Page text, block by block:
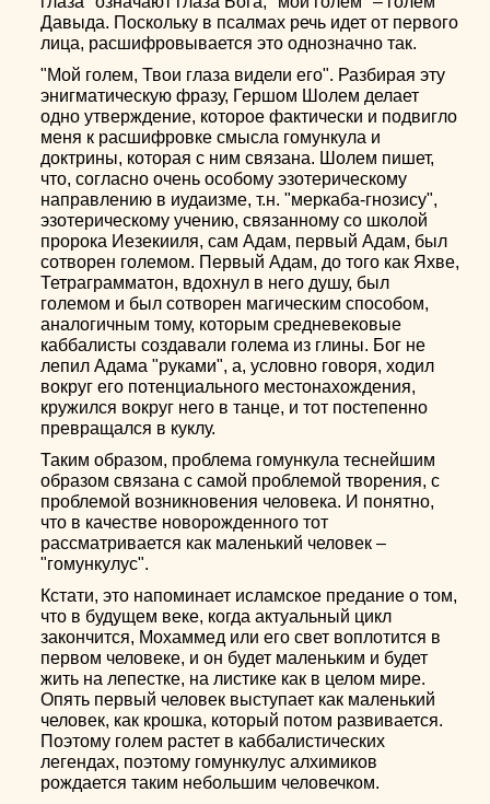
Давыда. Поскольку в псалмах речь идет от первого
лица, расшифровывается это однозначно так.
"Мой голем, Твои глаза видели его". Разбирая эту
энигматическую фразу, Гершом Шолем делает
одно утверждение, которое фактически и подвигло
меня к расшифровке смысла гомункула и
доктрины, которая с ним связана. Шолем пишет,
что, согласно очень особому эзотерическому
направлению в иудаизме, т.н. "меркаба-гнозису",
эзотерическому учению, связанному со школой
пророка Иезекииля, сам Адам, первый Адам, был
сотворен големом. Первый Адам, до того как Яхве,
Тетраграмматон, вдохнул в него душу, был
големом и был сотворен магическим способом,
аналогичным тому, которым средневековые
каббалисты создавали голема из глины. Бог не
лепил Адама "руками", а, условно говоря, ходил
вокруг его потенциального местонахождения,
кружился вокруг него в танце, и тот постепенно
превращался в куклу.
Таким образом, проблема гомункула теснейшим
образом связана с самой проблемой творения, с
проблемой возникновения человека. И понятно,
что в качестве новорожденного тот
рассматривается как маленький человек –
"гомункулус".
Кстати, это напоминает исламское предание о том,
что в будущем веке, когда актуальный цикл
закончится, Мохаммед или его свет воплотится в
первом человеке, и он будет маленьким и будет
жить на лепестке, на листике как в целом мире.
Опять первый человек выступает как маленький
человек, как крошка, который потом развивается.
Поэтому голем растет в каббалистических
легендах, поэтому гомункулус алхимиков
рождается таким небольшим человечком.